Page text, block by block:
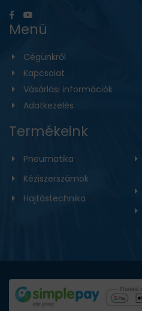
Menü
Cégünkről
Kapcsolat
Vásárlási információk
Adatkezelés
Termékeink
Pneumatika
Kéziszerszámok
Hajtástechnika